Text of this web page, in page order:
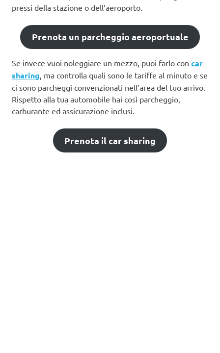
pressi della stazione o dell’aeroporto.
Prenota un parcheggio aeroportuale
Se invece vuoi noleggiare un mezzo, puoi farlo con car
sharing, ma controlla quali sono le tariffe al minuto e se
ci sono parcheggi convenzionati nell’area del tuo arrivo.
Rispetto alla tua automobile hai così parcheggio,
carburante ed assicurazione inclusi.
Prenota il car sharing